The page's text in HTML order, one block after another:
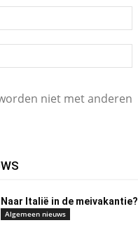
niet met anderen
Naar Italië in de meivakantie?
Algemeen nieuws